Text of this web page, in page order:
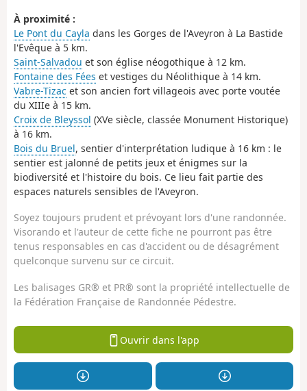
À proximité :
Le Pont du Cayla dans les Gorges de l'Aveyron à La Bastide
l'Evêque à 5 km.
Saint-Salvadou et son église néogothique à 12 km.
Fontaine des Fées et vestiges du Néolithique à 14 km.
Vabre-Tizac et son ancien fort villageois avec porte voutée
du XIIIe à 15 km.
Croix de Bleyssol (XVe siècle, classée Monument Historique)
à 16 km.
Bois du Bruel, sentier d'interprétation ludique à 16 km : le
sentier est jalonné de petits jeux et énigmes sur la
biodiversité et l'histoire du bois. Ce lieu fait partie des
espaces naturels sensibles de l'Aveyron.
Soyez toujours prudent et prévoyant lors d'une randonnée.
Visorando et l'auteur de cette fiche ne pourront pas être
tenus responsables en cas d'accident ou de désagrément
quelconque survenu sur ce circuit.
Les balisages GR® et PR® sont la propriété intellectuelle de
la Fédération Française de Randonnée Pédestre.
Ouvrir dans l'app